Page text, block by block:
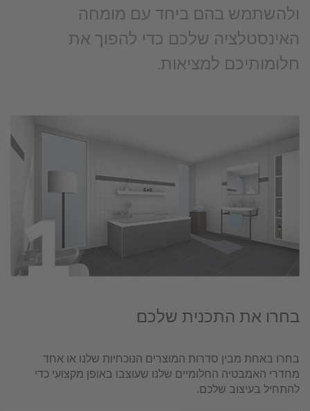
ולהשתמש בהם ביחד עם מומחה
האינסטלציה שלכם כדי להפוך את
חלומותיכם למציאות.
בחרו את התכנית שלכם
בחרו באחת מבין סדרות המוצרים הנוכחיות שלנו או אחד
מחדרי האמבטיה החלומיים שלנו שעוצבו באופן מקצועי כדי
להתחיל בעיצוב שלכם.